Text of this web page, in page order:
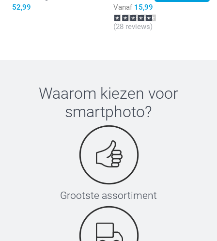
52,99
Vanaf 15,99
(28 reviews)
Waarom kiezen voor
smartphoto?
Grootste assortiment